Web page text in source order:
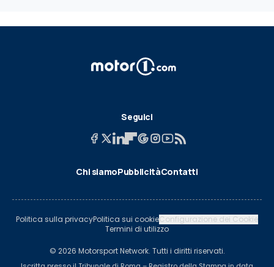
Seguici
Chi siamoPubblicitàContatti
Politica sulla privacyPolitica sui cookieConfigurazione dei Cookie
Termini di utilizzo
© 2026 Motorsport Network. Tutti i diritti riservati.